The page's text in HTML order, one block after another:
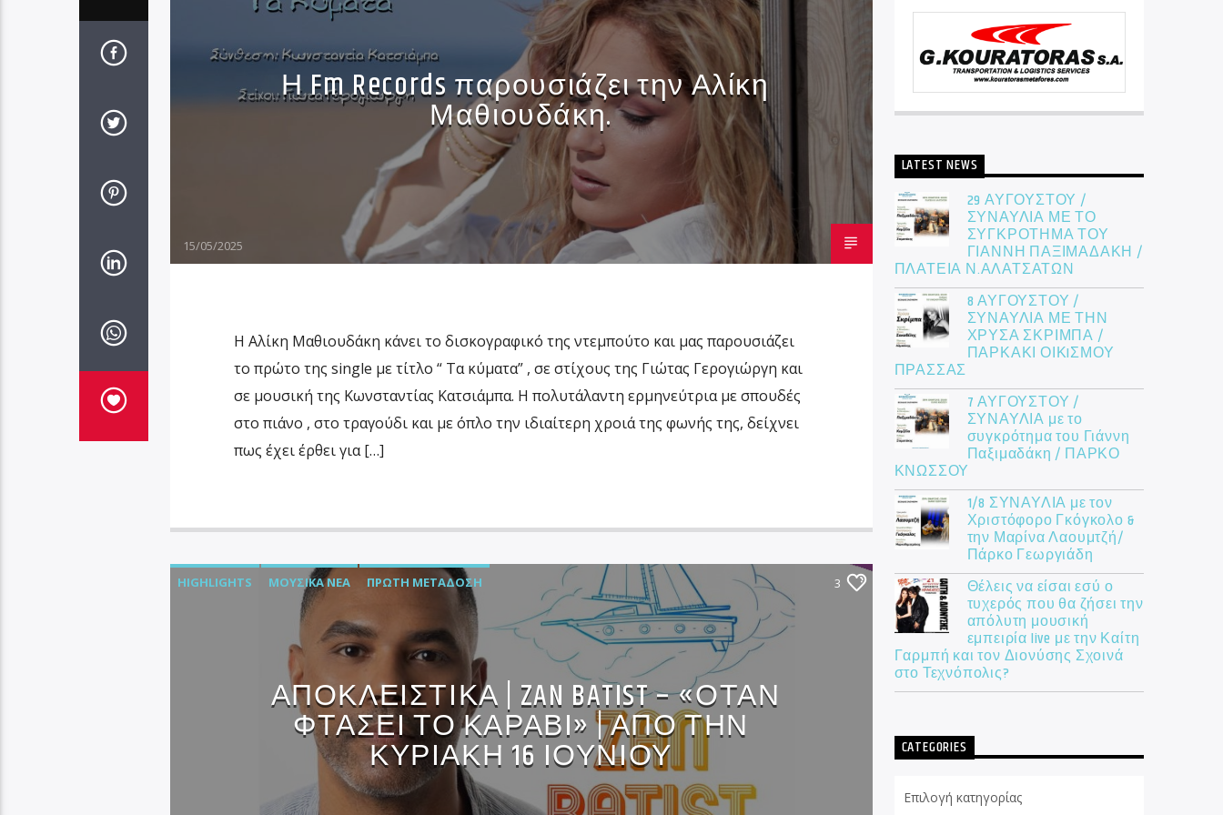
Η Fm Records παρουσιάζει την Αλίκη
Μαθιουδάκη.
15/05/2025
Η Αλίκη Μαθιουδάκη κάνει το δισκογραφικό της ντεμπούτο και μας παρουσιάζει
το πρώτο της single με τίτλο “ Τα κύματα” , σε στίχους της Γιώτας Γερογιώργη και
σε μουσική της Κωνσταντίας Κατσιάμπα. Η πολυτάλαντη ερμηνεύτρια με σπουδές
στο πιάνο , στο τραγούδι και με όπλο την ιδιαίτερη χροιά της φωνής της, δείχνει
πως έχει έρθει για […]
HIGHLIGHTS ΜΟΥΣΙΚΆ ΝΈΑ ΠΡΏΤΗ ΜΕΤΆΔΟΣΗ 3
ΑΠΟΚΛΕΙΣΤΙΚΑ | ZAN BATIST – «ΟΤΑΝ
ΦΤΑΣΕΙ ΤΟ ΚΑΡΑΒΙ» | ΑΠΟ ΤΗΝ
ΚΥΡΙΑΚΗ 16 ΙΟΥΝΙΟΥ
LATEST NEWS
29 ΑΥΓΟΥΣΤΟΥ /
ΣΥΝΑΥΛΙΑ ΜΕ ΤΟ
ΣΥΓΚΡΟΤΗΜΑ ΤΟΥ
ΓΙΑΝΝΗ ΠΑΞΙΜΑΔΑΚΗ /
ΠΛΑΤΕΙΑ Ν.ΑΛΑΤΣΑΤΩΝ
8 ΑΥΓΟΥΣΤΟΥ /
ΣΥΝΑΥΛΙΑ ΜΕ ΤΗΝ
ΧΡΥΣΑ ΣΚΡΙΜΠΑ /
ΠΑΡΚΑΚΙ ΟΙΚIΣΜΟΥ
ΠΡΑΣΣΑΣ
7 ΑΥΓΟΥΣΤΟΥ /
ΣΥΝΑΥΛΙΑ με το
συγκρότημα του Γιάννη
Παξιμαδάκη / ΠΑΡΚΟ
ΚΝΩΣΣΟΥ
1/8 ΣΥΝΑΥΛΙΑ με τον
Χριστόφορο Γκόγκολο &
την Μαρίνα Λαουμτζή/
Πάρκο Γεωργιάδη
Θέλεις να είσαι εσύ ο
τυχερός που θα ζήσει την
απόλυτη μουσική
εμπειρία live με την Καίτη
Γαρμπή και τον Διονύσης Σχοινά
στο Τεχνόπολις?
CATEGORIES